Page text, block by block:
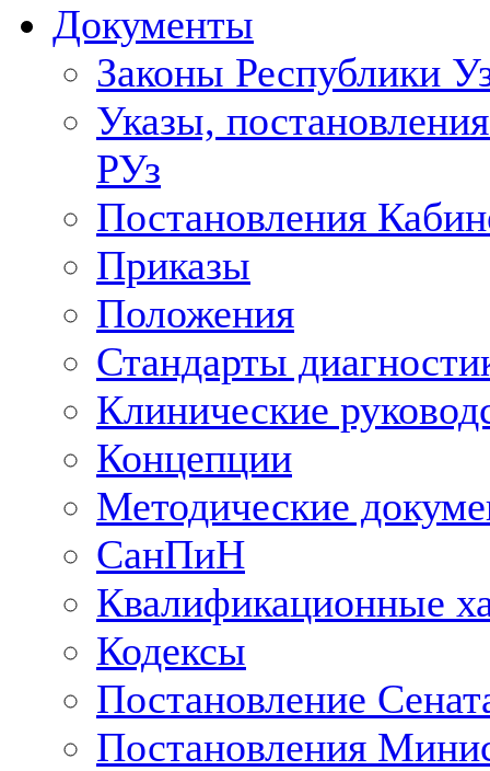
Документы
Законы Республики
Указы,
РУз
Постановления
Приказы
Положения
Стандарты
Клинические
Концепции
Методические
СанПиН
Квалификационные
Кодексы
Постановление
Постановления